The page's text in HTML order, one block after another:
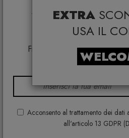
*Coupon non cumulabile
applicabile
Smeg, Bontempi Casa,
Franke, Gufram, Memphis,
Dunavox,
Acconsento al trattamento dei
all'articolo 13 GDPR
EXTRA
USA IL